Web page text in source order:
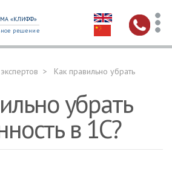
«КЛИФФ»
решение
Как правильно убрать
убрать
в 1С?